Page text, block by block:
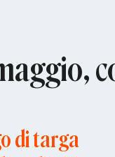
di targa